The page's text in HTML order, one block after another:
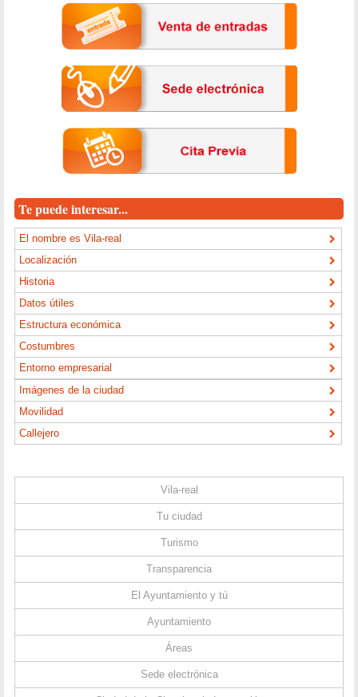
Te puede interesar...
El nombre es Vila-real
Localización
Historia
Datos útiles
Estructura económica
Costumbres
Entorno empresarial
Imágenes de la ciudad
Movilidad
Callejero
Vila-real
Tu ciudad
Turismo
Transparencia
El Ayuntamiento y tú
Ayuntamiento
Áreas
Sede electrónica